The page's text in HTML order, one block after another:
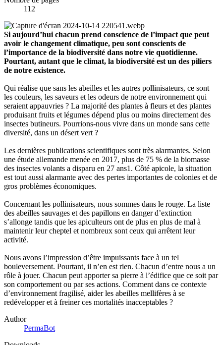
112
Si aujourd’hui chacun prend conscience de l’impact que peut
avoir le changement climatique, peu sont conscients de
l’importance de la biodiversité dans notre vie quotidienne.
Pourtant, autant que le climat, la biodiversité est un des piliers
de notre existence.
Qui réalise que sans les abeilles et les autres pollinisateurs, ce sont
les couleurs, les saveurs et les odeurs de notre environnement qui
seraient appauvries ? La majorité des plantes à fleurs et des plantes
produisant fruits et légumes dépend plus ou moins directement des
insectes butineurs. Pourrions-nous vivre dans un monde sans cette
diversité, dans un désert vert ?
Les dernières publications scientifiques sont très alarmantes. Selon
une étude allemande menée en 2017, plus de 75 % de la biomasse
des insectes volants a disparu en 27 ans1. Côté apicole, la situation
est tout aussi alarmante avec des pertes importantes de colonies et de
gros problèmes économiques.
Concernant les pollinisateurs, nous sommes dans le rouge. La liste
des abeilles sauvages et des papillons en danger d’extinction
s’allonge tandis que les apiculteurs ont de plus en plus de mal à
maintenir leur cheptel et nombreux sont ceux qui arrêtent leur
activité.
Nous avons l’impression d’être impuissants face à un tel
bouleversement. Pourtant, il n’en est rien. Chacun d’entre nous a un
rôle à jouer. Chacun peut apporter sa pierre à l’édifice que ce soit par
son comportement ou par ses actions. Comment dans ce contexte
d’environnement fragilisé, aider les abeilles mellifères à se
redévelopper et à freiner ces mortalités inacceptables ?
Author
PermaBot